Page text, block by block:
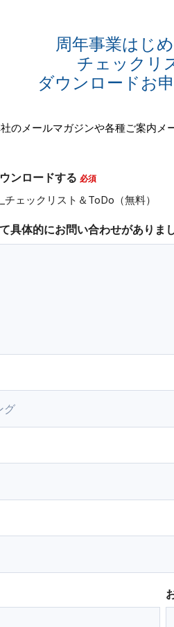
周年事業はじ
チェックリ
ダウンロードお
のメールマガジンや各種ご案内
ンロードする
ェックリスト＆ToDo（無料）
具体的にお問い合わせがありま